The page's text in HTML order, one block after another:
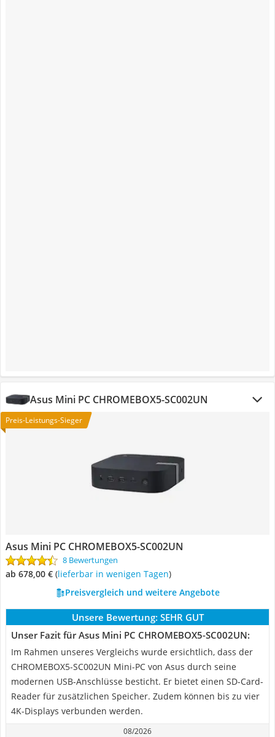
Asus Mini PC CHROMEBOX5-SC002UN
Preis-Leistungs-Sieger
Asus Mini PC CHROMEBOX5-SC002UN
8 Bewertungen
ab 678,00 € ( Lieferbar in wenigen Tagen)
Preisvergleich und weitere Angebote
Unsere Bewertung: SEHR GUT
Unser Fazit für Asus Mini PC CHROMEBOX5-SC002UN:
Im Rahmen unseres Vergleichs wurde ersichtlich, dass der
CHROMEBOX5-SC002UN Mini-PC von Asus durch seine
modernen USB-Anschlüsse besticht. Er bietet einen SD-Card-
Reader für zusätzlichen Speicher. Zudem können bis zu vier
4K-Displays verbunden werden.
08/2026